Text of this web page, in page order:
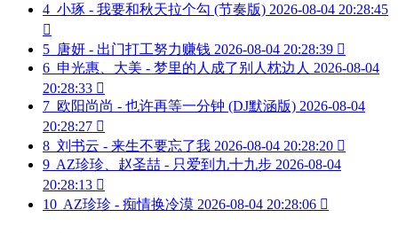
4 小琢 - 我要和秋天拉个勾 (节奏版) 2026-08-04 20:28:45

5 唐妍 - 出门打工努力赚钱 2026-08-04 20:28:39 
6 申光惠、大美 - 梦里的人成了别人枕边人 2026-08-04
20:28:33 
7 欧阳尚尚 - 也许再等一分钟 (DJ默涵版) 2026-08-04
20:28:27 
8 刘书云 - 来生不要忘了我 2026-08-04 20:28:20 
9 AZ珍珍、赵圣喆 - 只爱到九十九步 2026-08-04
20:28:13 
10 AZ珍珍 - 痴情换冷漠 2026-08-04 20:28:06 